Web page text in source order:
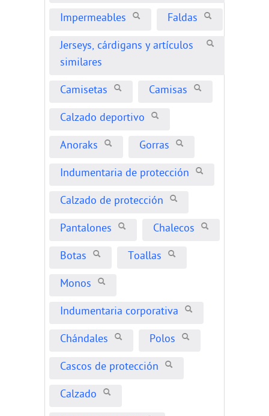
Impermeables Faldas
Jerseys, cárdigans y artículos
similares
Camisetas Camisas
Calzado deportivo
Anoraks Gorras
Indumentaria de protección
Calzado de protección
Pantalones Chalecos
Botas Toallas
Monos
Indumentaria corporativa
Chándales Polos
Cascos de protección
Calzado